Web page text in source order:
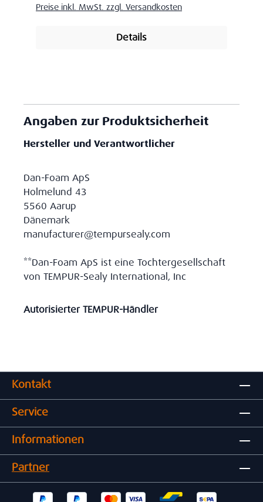
Preise inkl. MwSt. zzgl. Versandkosten
Details
Angaben zur Produktsicherheit
Hersteller und Verantwortlicher
Dan-Foam ApS
Holmelund 43
5560 Aarup
Dänemark
manufacturer@tempursealy.com
**Dan-Foam ApS ist eine Tochtergesellschaft
von TEMPUR-Sealy International, Inc
Autorisierter TEMPUR-Händler
Kontakt
Service
Informationen
Partner